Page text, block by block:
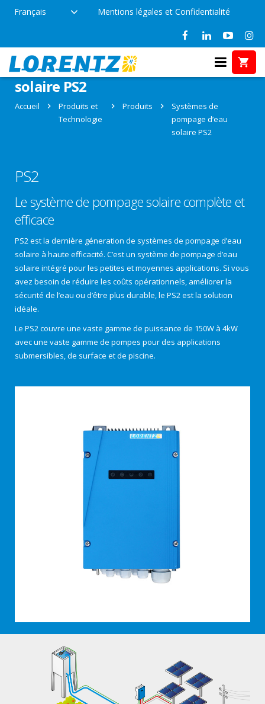
Français Mentions légales et Confidentialité
Systèmes de pompage d’eau
solaire PS2
Accueil
Produits et
Technologie
Produits
Systèmes de
pompage d’eau
solaire PS2
PS2
Le système de pompage solaire complète et
efficace
PS2 est la dernière géneration de systèmes de pompage d’eau
solaire à haute efficacité. C’est un système de pompage d’eau
solaire intégré pour les petites et moyennes applications. Si vous
avez besoin de réduire les coûts opérationnels, améliorer la
sécurité de l’eau ou d’être plus durable, le PS2 est la solution
idéale.
Le PS2 couvre une vaste gamme de puissance de 150W à 4kW
avec une vaste gamme de pompes pour des applications
submersibles, de surface et de piscine.